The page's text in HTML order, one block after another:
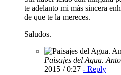
te adelanto mi más sincera
de que te la mereces.
Saludos.
Paisajes del Agua.
2015 / 0:27 - Reply